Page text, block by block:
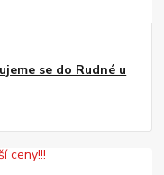
se do Rudné u